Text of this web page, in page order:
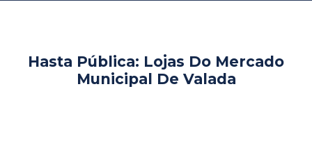
Hasta Pública: Lojas Do Mercado
Municipal De Valada